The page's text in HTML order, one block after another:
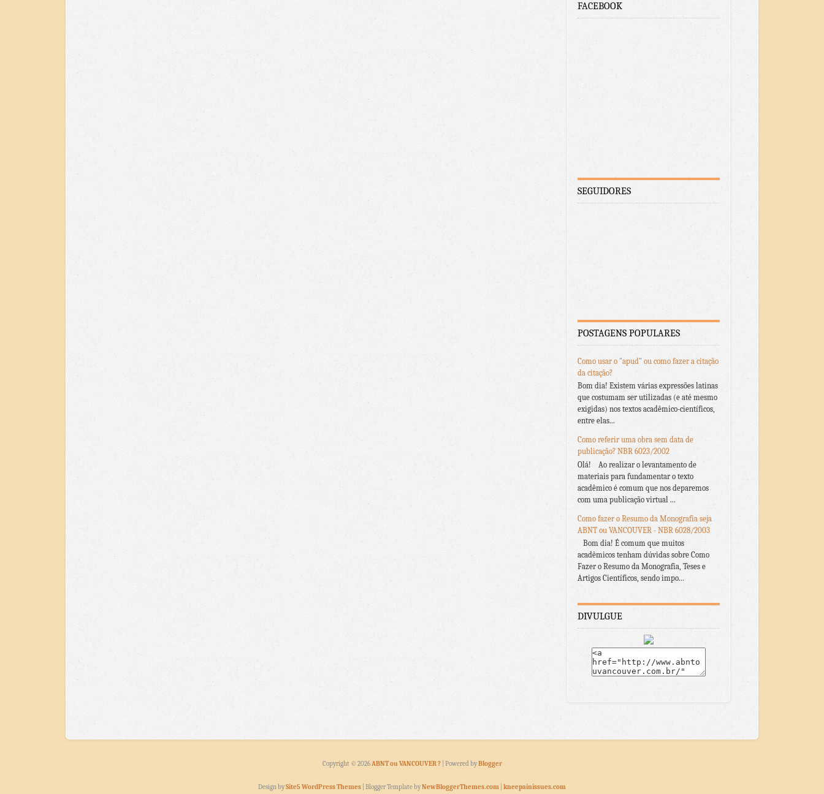
FACEBOOK
SEGUIDORES
POSTAGENS POPULARES
Como usar o "apud" ou como fazer a citação
da citação?
Bom dia! Existem várias expressões latinas
que costumam ser utilizadas (e até mesmo
exigidas) nos textos acadêmico-científicos,
entre elas...
Como referir uma obra sem data de
publicação? NBR 6023/2002
Olá! Ao realizar o levantamento de
materiais para fundamentar o texto
acadêmico é comum que nos deparemos
com uma publicação virtual ...
Como fazer o Resumo da Monografia seja
ABNT ou VANCOUVER - NBR 6028/2003
Bom dia! É comum que muitos
acadêmicos tenham dúvidas sobre Como
Fazer o Resumo da Monografia, Teses e
Artigos Científicos, sendo impo...
DIVULGUE
Copyright © 2026ABNT ou VANCOUVER ? | Powered byBlogger
Design bySite5 WordPress Themes | Blogger Template byNewBloggerThemes.com kneepainissues.com